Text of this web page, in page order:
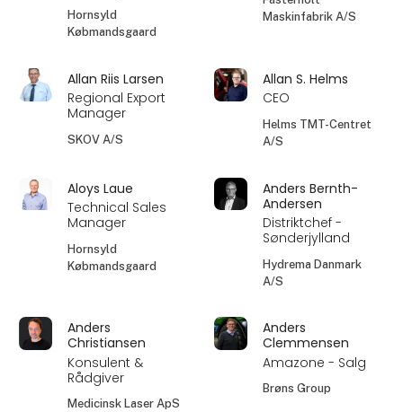
Hornsyld
Købmandsgaard
Maskinfabrik A/S
Allan Riis Larsen
Regional Export
Manager
SKOV A/S
Allan S. Helms
CEO
Helms TMT-Centret
A/S
Aloys Laue
Technical Sales
Manager
Hornsyld
Købmandsgaard
Anders Bernth-
Andersen
Distriktchef -
Sønderjylland
Hydrema Danmark
A/S
Anders
Christiansen
Konsulent &
Rådgiver
Medicinsk Laser ApS
Anders
Clemmensen
Amazone - Salg
Brøns Group